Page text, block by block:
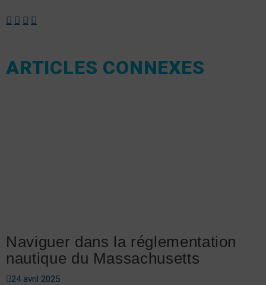
ARTICLES CONNEXES
Naviguer dans la réglementation
nautique du Massachusetts
24 avril 2025